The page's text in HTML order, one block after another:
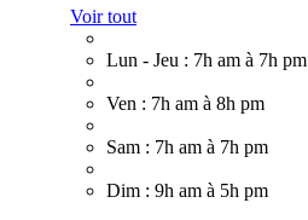
Voir tout
Lun - Jeu : 7h am à 7h pm
Ven : 7h am à 8h pm
Sam : 7h am à 7h pm
Dim : 9h am à 5h pm